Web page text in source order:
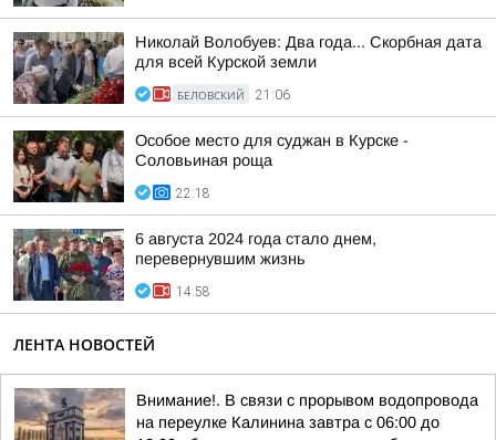
Николай Волобуев: Два года... Скорбная дата
для всей Курской земли
БЕЛОВСКИЙ 21:06
Особое место для суджан в Курске -
Соловьиная роща
22:18
6 августа 2024 года стало днем,
перевернувшим жизнь
14:58
ЛЕНТА НОВОСТЕЙ
Внимание!. В связи с прорывом водопровода
на переулке Калинина завтра с 06:00 до